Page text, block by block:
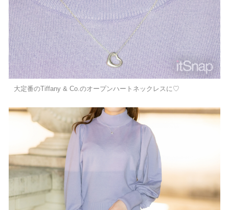
大定番のTiffany & Co.のオープンハートネックレスに♡